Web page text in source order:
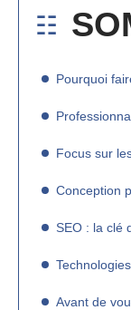
Pourquoi
Focus sur
Conception
SEO : la clé
Avant de